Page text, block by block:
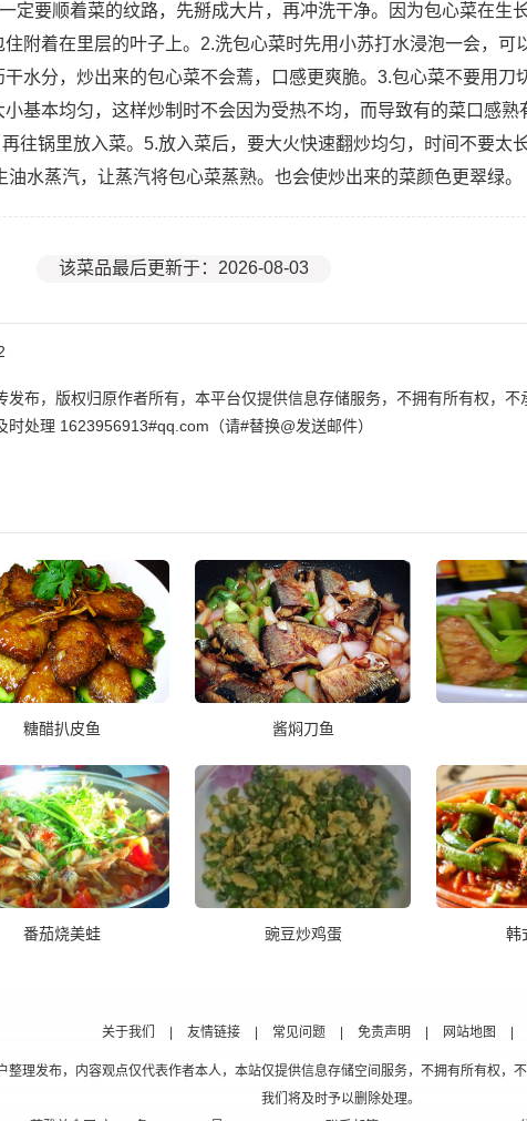
定要顺着菜的纹路，先掰成大片，再冲洗干净。因为包心菜在生
附着在里层的叶子上。2.洗包心菜时先用小苏打水浸泡一会，可
水分，炒出来的包心菜不会蔫，口感更爽脆。3.包心菜不要用刀
基本均匀，这样炒制时不会因为受热不均，而导致有的菜口感熟
往锅里放入菜。5.放入菜后，要大火快速翻炒均匀，时间不要太
油水蒸汽，让蒸汽将包心菜蒸熟。也会使炒出来的菜颜色更翠绿。
该菜品最后更新于：2026-08-03
布，版权归原作者所有，本平台仅提供信息存储服务，不拥有所有权，不
时处理 1623956913#qq.com（请#替换@发送邮件）
糖醋扒皮鱼 酱焖刀鱼
番茄烧美蛙 豌豆炒鸡蛋 韩
关于我们 友情链接 常见问题 免责声明 网站地图
理发布，内容观点仅代表作者本人，本站仅提供信息存储空间服务，不拥有所有权，
我们将及时予以删除处理。